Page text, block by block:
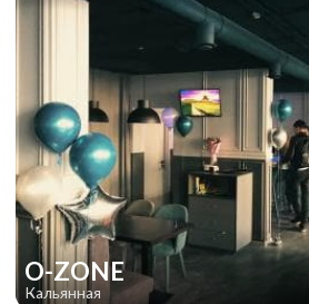
O-ZONE
Кальянная